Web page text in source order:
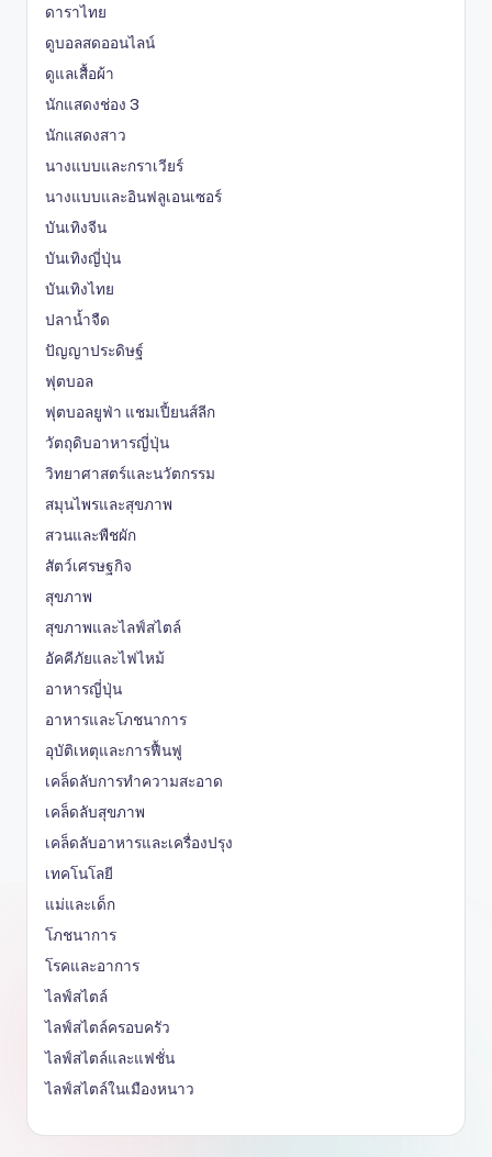
ดาราไทย
ดูบอลสดออนไลน์
ดูแลเสื้อผ้า
นักแสดงช่อง 3
นักแสดงสาว
นางแบบและกราเวียร์
นางแบบและอินฟลูเอนเซอร์
บันเทิงจีน
บันเทิงญี่ปุ่น
บันเทิงไทย
ปลาน้ำจืด
ปัญญาประดิษฐ์
ฟุตบอล
ฟุตบอลยูฟ่า แชมเปี้ยนส์ลีก
วัตถุดิบอาหารญี่ปุ่น
วิทยาศาสตร์และนวัตกรรม
สมุนไพรและสุขภาพ
สวนและพืชผัก
สัตว์เศรษฐกิจ
สุขภาพ
สุขภาพและไลฟ์สไตล์
อัคคีภัยและไฟไหม้
อาหารญี่ปุ่น
อาหารและโภชนาการ
อุบัติเหตุและการฟื้นฟู
เคล็ดลับการทำความสะอาด
เคล็ดลับสุขภาพ
เคล็ดลับอาหารและเครื่องปรุง
เทคโนโลยี
แม่และเด็ก
โภชนาการ
โรคและอาการ
ไลฟ์สไตล์
ไลฟ์สไตล์ครอบครัว
ไลฟ์สไตล์และแฟชั่น
ไลฟ์สไตล์ในเมืองหนาว